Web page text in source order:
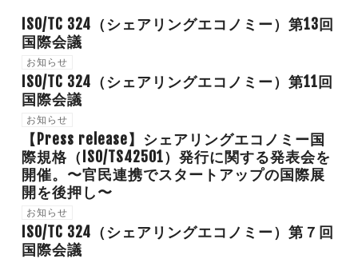
ISO/TC 324（シェアリングエコノミー）第13回
国際会議
お知らせ
ISO/TC 324（シェアリングエコノミー）第11回
国際会議
お知らせ
【Press release】シェアリングエコノミー国
際規格（ISO/TS42501）発行に関する発表会を
開催。〜官民連携でスタートアップの国際展
開を後押し〜
お知らせ
ISO/TC 324（シェアリングエコノミー）第７回
国際会議